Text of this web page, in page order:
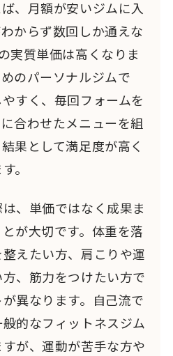
、月額が安いジムに入
からず数回しか通えな
実質単価は高くなりま
のパーソナルジムで
すく、毎回フォームを
合わせたメニューを組
果として満足度が高く
。
、単価ではなく成果ま
が大切です。体重を落
えたい方、肩こりや運
、筋力をつけたい方で
異なります。自己流で
的なフィットネスジム
が、運動が苦手な方や